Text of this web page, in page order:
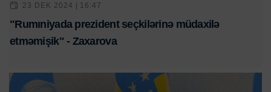
23 DEK 2024 | 16:47
"Rumıniyada prezident seçkilərinə müdaxilə
etməmişik" - Zaxarova